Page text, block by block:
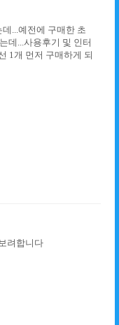
...예전에 구매한 초
데...사용후기 및 인터
1개 먼저 구매하게 되
려합니다